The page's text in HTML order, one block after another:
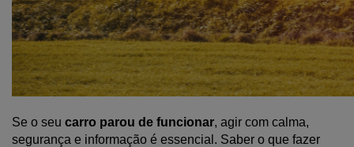
Se o seu carro parou de funcionar, agir com calma,
segurança e informação é essencial. Saber o que fazer